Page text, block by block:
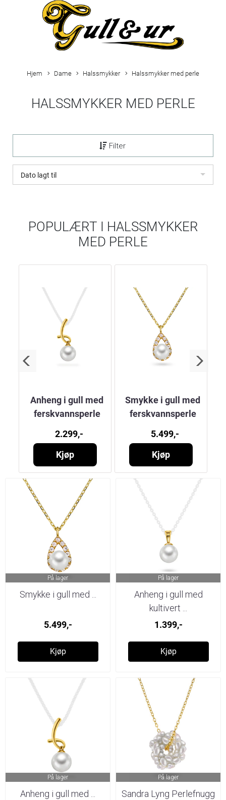
Hjem Dame Halssmykker Halssmykker med perle
HALSSMYKKER MED PERLE
Filter
Dato lagt til
POPULÆRT I HALSSMYKKER
MED PERLE
Anheng i gull med
ferskvannsperle
2.299,-
Kjøp
Smykke i gull med
ferskvannsperle
5.499,-
Kjøp
På lager
Smykke i gull med ...
5.499,-
Kjøp
På lager
Anheng i gull med
kultivert ...
1.399,-
Kjøp
På lager
Anheng i gull med ...
På lager
Sandra Lyng Perlefnugg